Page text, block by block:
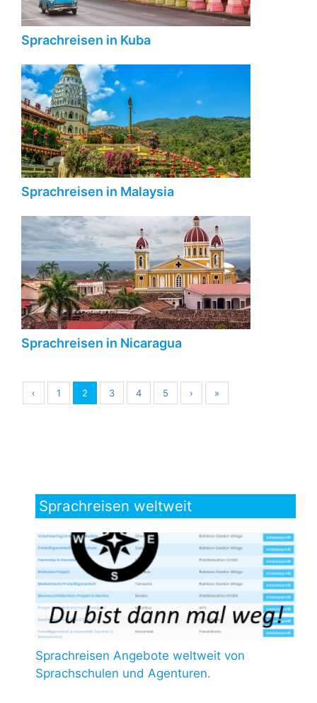
Sprachreisen in Kuba
Sprachreisen in Malaysia
Sprachreisen in Nicaragua
‹ 1 2 3 4 5 › »
Sprachreisen weltweit
Sprachreisen Angebote weltweit von
Sprachschulen und Agenturen.